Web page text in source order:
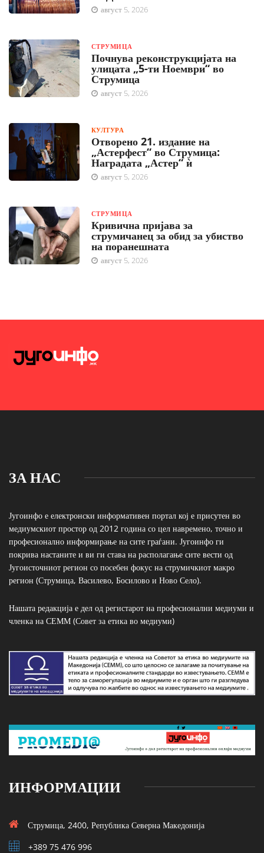
август 5, 2026
СТРУМИЦА
Почнува реконструкцијата на
улицата „5-ти Ноември“ во
Струмица
август 5, 2026
КУЛТУРА
Отворено 21. издание на
„Астерфест“ во Струмица:
Наградата „Астер“ ѝ
август 5, 2026
СТРУМИЦА
Кривична пријава за
струмичанец за обид за убиство
на поранешната
август 5, 2026
ЗА НАС
Југоинфо е електронски информативен портал кој е присутен во
медиумскиот простор од 2012 година со цел навремено, точно и
професионално информирање на сите граѓани. Југоинфо ги
покрива настаните и ви ги става на располагање сите вести од
Југоисточниот регион со посебен фокус на струмичкиот макро
регион (Струмица, Василево, Босилово и Ново Село).
Нашата редакција е дел од регистарот на професионални медиуми и
членка на СЕММ (Совет за етика во медиуми)
ИНФОРМАЦИИ
Струмица, 2400, Република Северна Македонија
+389 75 476 996